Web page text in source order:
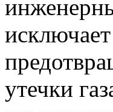
утечки